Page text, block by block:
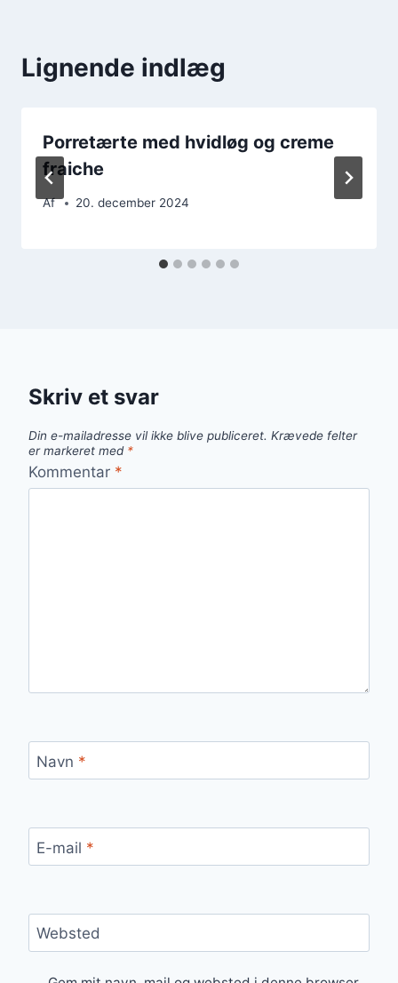
Lignende indlæg
Porretærte med hvidløg og creme
fraiche
Af 20. december 2024
Skriv et svar
Din e-mailadresse vil ikke blive publiceret. Krævede felter
er markeret med *
Kommentar *
Navn *
E-mail *
Websted